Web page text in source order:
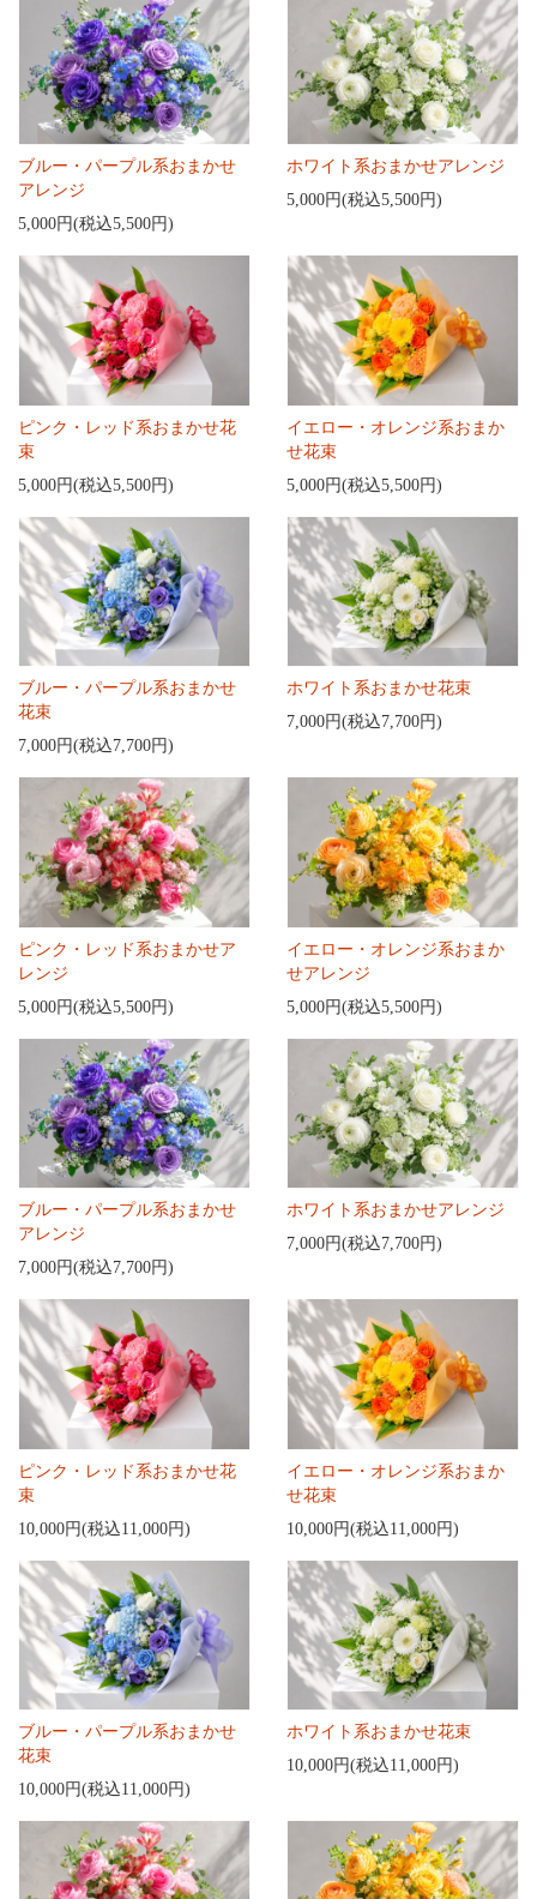
ブルー・パープル系おまかせ
アレンジ
5,000円(税込5,500円)
ホワイト系おまかせアレンジ
5,000円(税込5,500円)
ピンク・レッド系おまかせ花
束
5,000円(税込5,500円)
イエロー・オレンジ系おまか
せ花束
5,000円(税込5,500円)
ブルー・パープル系おまかせ
花束
7,000円(税込7,700円)
ホワイト系おまかせ花束
7,000円(税込7,700円)
ピンク・レッド系おまかせア
レンジ
5,000円(税込5,500円)
イエロー・オレンジ系おまか
せアレンジ
5,000円(税込5,500円)
ブルー・パープル系おまかせ
アレンジ
7,000円(税込7,700円)
ホワイト系おまかせアレンジ
7,000円(税込7,700円)
ピンク・レッド系おまかせ花
束
10,000円(税込11,000円)
イエロー・オレンジ系おまか
せ花束
10,000円(税込11,000円)
ブルー・パープル系おまかせ
花束
10,000円(税込11,000円)
ホワイト系おまかせ花束
10,000円(税込11,000円)